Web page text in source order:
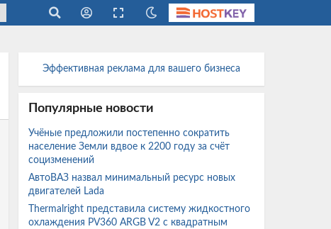
Эффективная реклама для вашего бизнеса
Популярные новости
Учёные предложили постепенно сократить
население Земли вдвое к 2200 году за счёт
социзменений
АвтоВАЗ назвал минимальный ресурс новых
двигателей Lada
Thermalright представила систему жидкостного
охлаждения PV360 ARGB V2 с квадратным